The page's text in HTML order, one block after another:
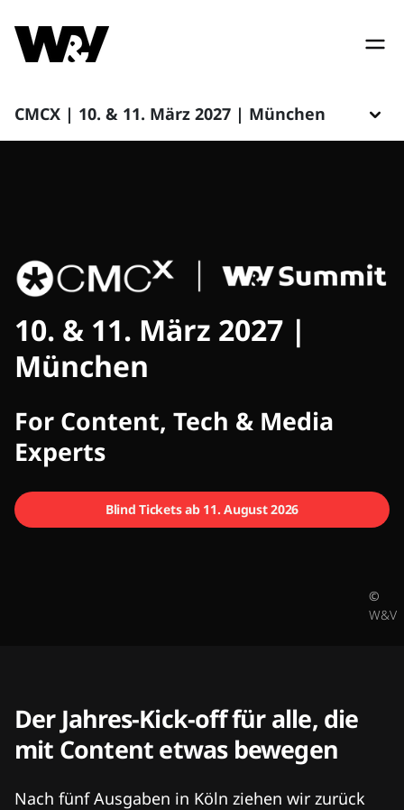
CMCX | 10. & 11. März 2027 | München
CMCX
10. & 11. März 2027 |
München
For Content, Tech & Media
Experts
Blind Tickets ab 11. August 2026
©
W&V
Der Jahres-Kick-off für alle, die
mit Content etwas bewegen
Nach fünf Ausgaben in Köln ziehen wir zurück